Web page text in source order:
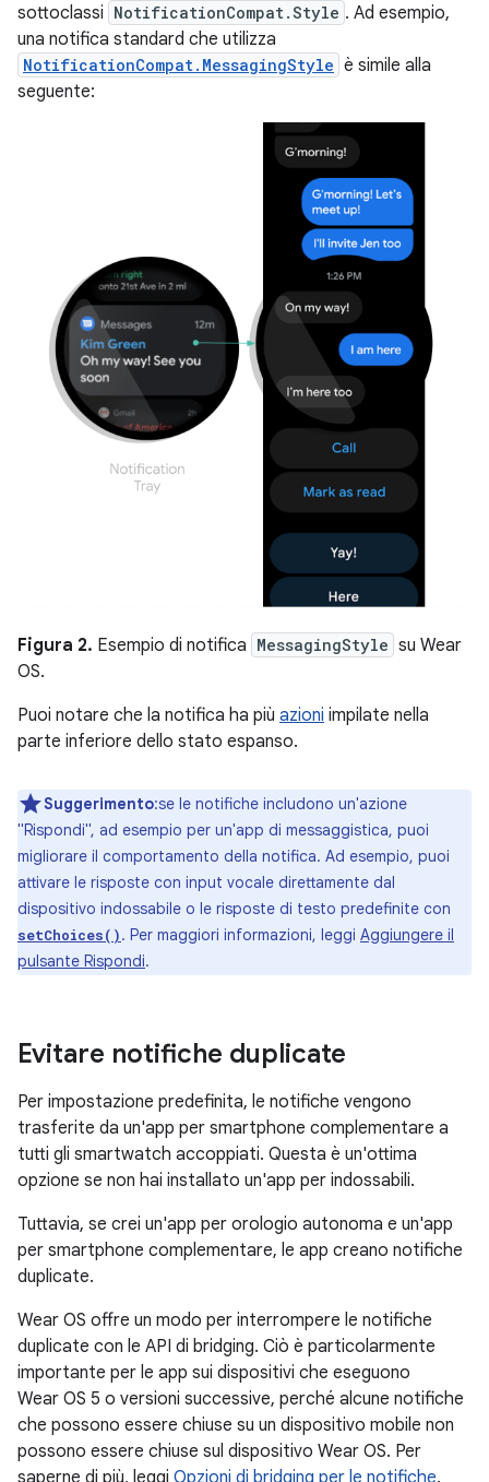
sottoclassi NotificationCompat.Style . Ad esempio,
una notifica standard che utilizza
NotificationCompat.MessagingStyle è simile alla
seguente:
Figura 2. Esempio di notifica MessagingStyle su Wear
OS.
Puoi notare che la notifica ha più azioni impilate nella
parte inferiore dello stato espanso.
Suggerimento:se le notifiche includono un'azione
"Rispondi", ad esempio per un'app di messaggistica, puoi
migliorare il comportamento della notifica. Ad esempio, puoi
attivare le risposte con input vocale direttamente dal
dispositivo indossabile o le risposte di testo predefinite con
setChoices(). Per maggiori informazioni, leggi Aggiungere il
pulsante Rispondi.
Evitare notifiche duplicate
Per impostazione predefinita, le notifiche vengono
trasferite da un'app per smartphone complementare a
tutti gli smartwatch accoppiati. Questa è un'ottima
opzione se non hai installato un'app per indossabili.
Tuttavia, se crei un'app per orologio autonoma e un'app
per smartphone complementare, le app creano notifiche
duplicate.
Wear OS offre un modo per interrompere le notifiche
duplicate con le API di bridging. Ciò è particolarmente
importante per le app sui dispositivi che eseguono
Wear OS 5 o versioni successive, perché alcune notifiche
che possono essere chiuse su un dispositivo mobile non
possono essere chiuse sul dispositivo Wear OS. Per
saperne di più, leggi Opzioni di bridging per le notifiche.